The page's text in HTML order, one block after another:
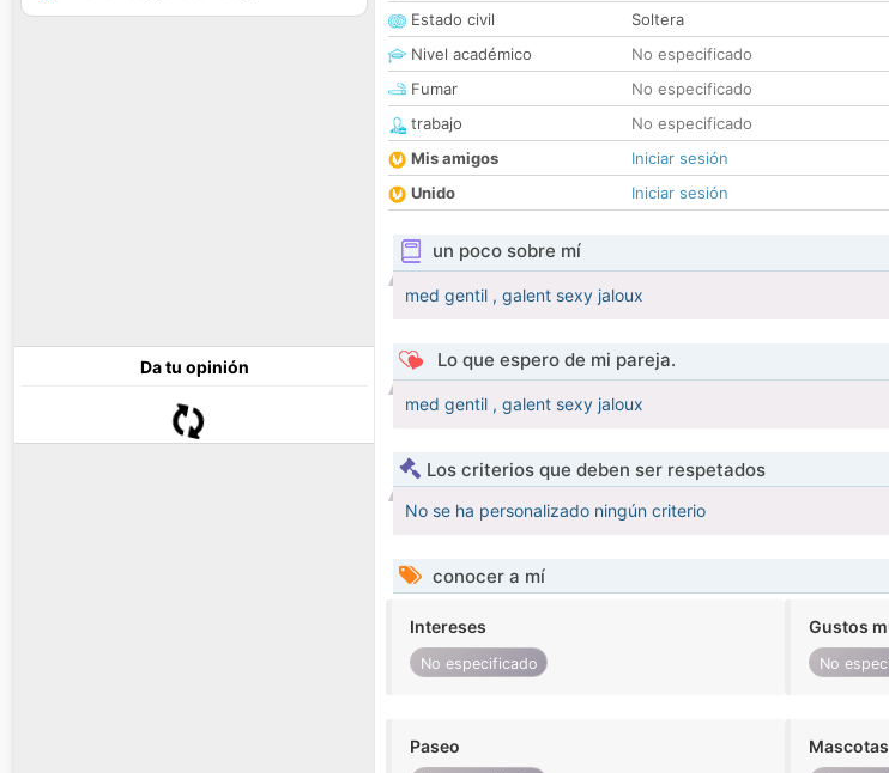
Da tu opinión
Estado civil
Soltera
Nivel académico
No especificado
Fumar
No especificado
trabajo
No especificado
Mis amigos
Iniciar sesión
Unido
Iniciar sesión
un poco sobre mí
med gentil , galent sexy jaloux
Lo que espero de mi pareja.
med gentil , galent sexy jaloux
Los criterios que deben ser respetados
No se ha personalizado ningún criterio
conocer a mí
Intereses
No especificado
Gustos
No
Paseo